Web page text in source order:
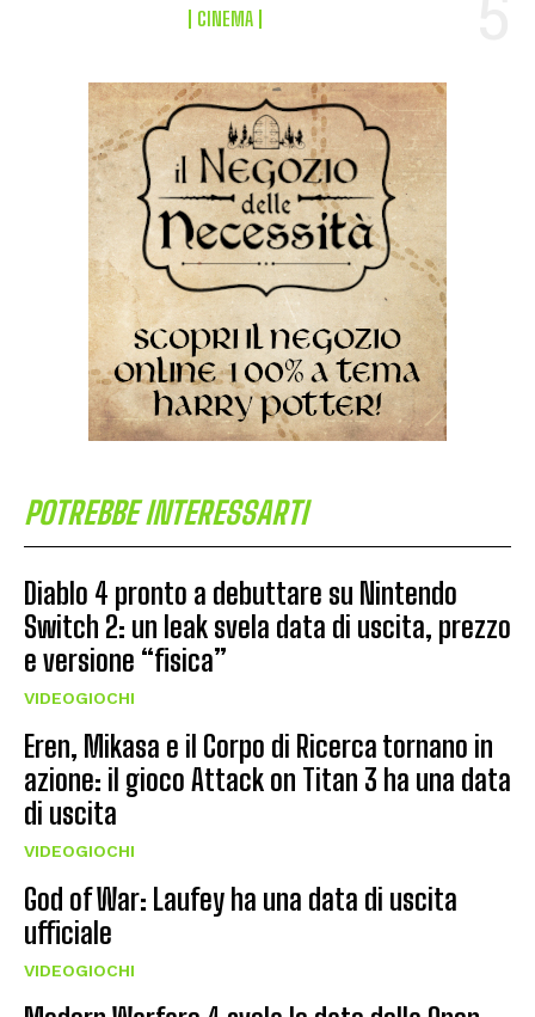
CINEMA
POTREBBE INTERESSARTI
Diablo 4 pronto a debuttare su Nintendo
Switch 2: un leak svela data di uscita, prezzo
e versione “fisica”
VIDEOGIOCHI
Eren, Mikasa e il Corpo di Ricerca tornano in
azione: il gioco Attack on Titan 3 ha una data
di uscita
VIDEOGIOCHI
God of War: Laufey ha una data di uscita
ufficiale
VIDEOGIOCHI